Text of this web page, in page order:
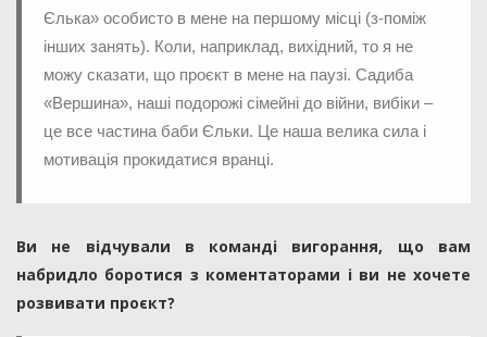
Єлька» особисто в мене на першому місці (з-поміж
інших занять). Коли, наприклад, вихідний, то я не
можу сказати, що проєкт в мене на паузі. Садиба
«Вершина», наші подорожі сімейні до війни, вибіки –
це все частина баби Єльки. Це наша велика сила і
мотивація прокидатися вранці.
Ви не відчували в команді вигорання, що вам
набридло боротися з коментаторами і ви не хочете
розвивати проєкт?